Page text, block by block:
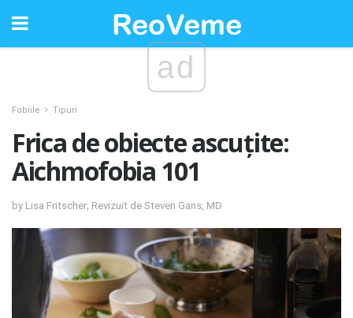
ad
Fobiile Tipuri
Frica de obiecte ascuțite:
Aichmofobia 101
by Lisa Fritscher; Revizuit de Steven Gans, MD